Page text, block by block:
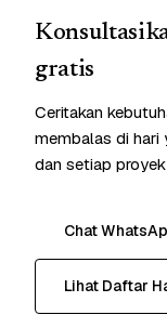
gratis
Ceritakan
membalas di hari
dan setiap
Chat
Lihat Daftar